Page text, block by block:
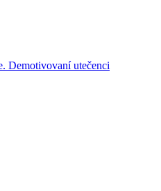
Demotivovaní utečenci